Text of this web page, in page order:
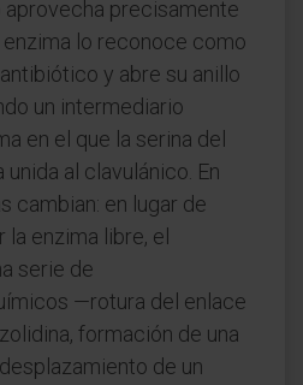
aprovecha precisamente
lo reconoce como
y abre su anillo
un intermediario
en el que la serina del
al clavulánico. En
cambian: en lugar de
enzima libre, el
serie de
—rotura del enlace
formación de una
de un